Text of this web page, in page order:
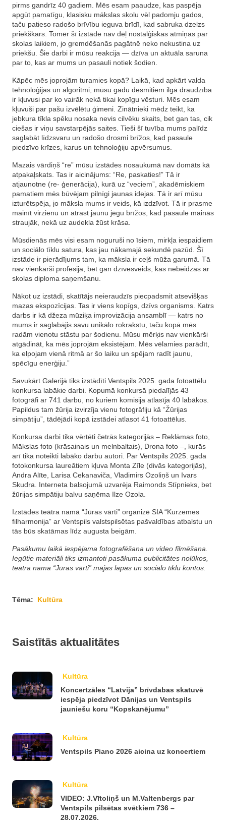
pirms gandrīz 40 gadiem. Mēs esam paaudze, kas paspēja
apgūt pamatīgu, klasisku mākslas skolu vēl padomju gados,
taču patieso radošo brīvību ieguva brīdī, kad sabruka dzelzs
priekškars. Tomēr šī izstāde nav dēļ nostalģiskas atmiņas par
skolas laikiem, jo gremdēšanās pagātnē neko nekustina uz
priekšu. Šie darbi ir mūsu reakcija — dzīva un aktuāla saruna
par to, kas ar mums un pasauli notiek šodien.
Kāpēc mēs joprojām turamies kopā? Laikā, kad apkārt valda
tehnoloģijas un algoritmi, mūsu gadu desmitiem ilgā draudzība
ir kļuvusi par ko vairāk nekā tikai kopīgu vēsturi. Mēs esam
kļuvuši par pašu izvēlētu ģimeni. Zinātnieki mēdz teikt, ka
jebkura tīkla spēku nosaka nevis cilvēku skaits, bet gan tas, cik
ciešas ir viņu savstarpējās saites. Tieši šī tuvība mums palīdz
saglabāt līdzsvaru un radošo drosmi brīžos, kad pasaule
piedzīvo krīzes, karus un tehnoloģiju apvērsumus.
Mazais vārdiņš “re” mūsu izstādes nosaukumā nav domāts kā
atpakaļskats. Tas ir aicinājums: “Re, paskaties!” Tā ir
atjaunotne (re- ģenerācija), kurā uz “veciem”, akadēmiskiem
pamatiem mēs būvējam pilnīgi jaunas idejas. Tā ir arī mūsu
izturētspēja, jo māksla mums ir veids, kā izdzīvot. Tā ir prasme
mainīt virzienu un atrast jaunu jēgu brīžos, kad pasaule mainās
straujāk, nekā uz audekla žūst krāsa.
Mūsdienās mēs visi esam noguruši no īsiem, mirkļa iespaidiem
un sociālo tīklu satura, kas jau nākamajā sekundē pazūd. Šī
izstāde ir pierādījums tam, ka māksla ir ceļš mūža garumā. Tā
nav vienkārši profesija, bet gan dzīvesveids, kas nebeidzas ar
skolas diploma saņemšanu.
Nākot uz izstādi, skatītājs neieraudzīs piecpadsmit atsevišķas
mazas ekspozīcijas. Tas ir viens kopīgs, dzīvs organisms. Katrs
darbs ir kā džeza mūziķa improvizācija ansamblī — katrs no
mums ir saglabājis savu unikālo rokrakstu, taču kopā mēs
radām vienotu stāstu par šodienu. Mūsu mērķis nav vienkārši
atgādināt, ka mēs joprojām eksistējam. Mēs vēlamies parādīt,
ka elpojam vienā ritmā ar šo laiku un spējam radīt jaunu,
spēcīgu enerģiju.”
Savukārt Galerijā tiks izstādīti Ventspils 2025. gada fotoattēlu
konkursa labākie darbi. Kopumā konkursā piedalījās 43
fotogrāfi ar 741 darbu, no kuriem komisija atlasīja 40 labākos.
Papildus tam žūrija izvirzīja vienu fotogrāfiju kā “Žūrijas
simpātiju”, tādējādi kopā izstādei atlasot 41 fotoattēlus.
Konkursa darbi tika vērtēti četrās kategorijās – Reklāmas foto,
Mākslas foto (krāsainais un melnbaltais), Drona foto –, kurās
arī tika noteikti labāko darbu autori. Par Ventspils 2025. gada
fotokonkursa laureātiem kļuva Monta Zīle (divās kategorijās),
Andra Alīte, Larisa Cekanaviča, Vladimirs Ozoliņš un Ivars
Skudra. Interneta balsojumā uzvarēja Raimonds Stīpnieks, bet
žūrijas simpātiju balvu saņēma Ilze Ozola.
Izstādes teātra namā “Jūras vārti” organizē SIA “Kurzemes
filharmonija” ar Ventspils valstspilsētas pašvaldības atbalstu un
tās būs skatāmas līdz augusta beigām.
Pasākumu laikā iespējama fotografēšana un video filmēšana.
Iegūtie materiāli tiks izmantoti pasākuma publicitātes nolūkos,
teātra nama “Jūras vārti” mājas lapas un sociālo tīklu kontos.
Tēma: Kultūra
Saistītās aktualitātes
Kultūra
Koncertzāles “Latvija” brīvdabas skatuvē
iespēja piedzīvot Dānijas un Ventspils
jauniešu koru “Kopskanējumu”
Kultūra
Ventspils Piano 2026 aicina uz koncertiem
Kultūra
VIDEO: J.Vītoliņš un M.Valtenbergs par
Ventspils pilsētas svētkiem 736 –
28.07.2026.